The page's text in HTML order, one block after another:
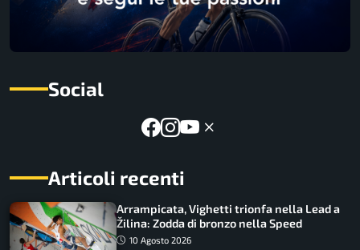
Social
Articoli recenti
Arrampicata, Vighetti trionfa nella Lead a
Žilina: Zodda di bronzo nella Speed
10 Agosto 2026